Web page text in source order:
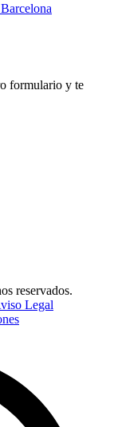
formulario y te
reservados.
Legal